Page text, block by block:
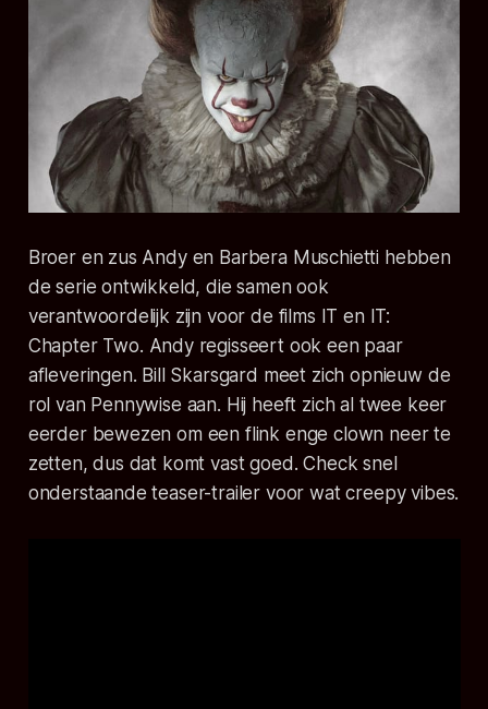
Broer en zus Andy en Barbera Muschietti hebben
de serie ontwikkeld, die samen ook
verantwoordelijk zijn voor de films IT en IT:
Chapter Two. Andy regisseert ook een paar
afleveringen. Bill Skarsgard meet zich opnieuw de
rol van Pennywise aan. Hij heeft zich al twee keer
eerder bewezen om een flink enge clown neer te
zetten, dus dat komt vast goed. Check snel
onderstaande teaser-trailer voor wat creepy vibes.